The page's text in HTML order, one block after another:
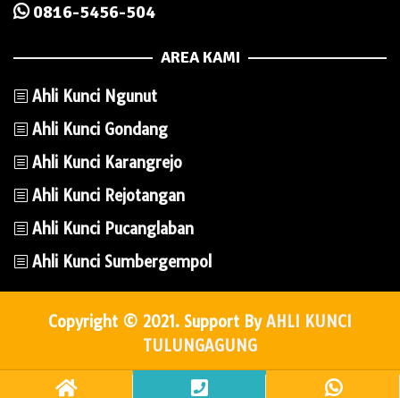
0816-5456-504
AREA KAMI
Ahli Kunci Ngunut
Ahli Kunci Gondang
Ahli Kunci Karangrejo
Ahli Kunci Rejotangan
Ahli Kunci Pucanglaban
Ahli Kunci Sumbergempol
Copyright © 2021. Support ByAHLI KUNCI
TULUNGAGUNG